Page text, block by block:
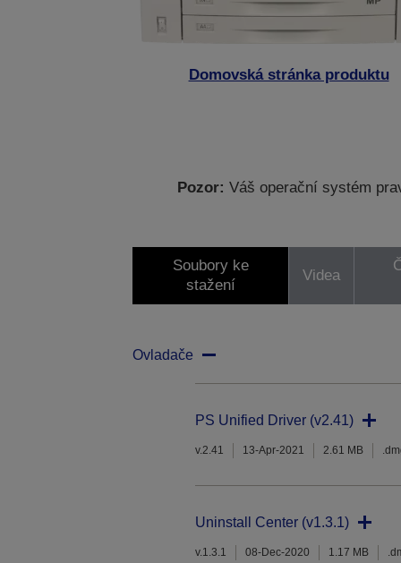
Domovská stránka produktu
Pozor: Váš operační systém
Soubory ke
stažení
Videa
Ovladače
PS Unified Driver (v2.41)
v.2.41 13-Apr-2021 2.61 MB
Uninstall Center (v1.3.1)
v.1.3.1 08-Dec-2020 1.17 MB